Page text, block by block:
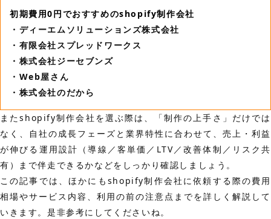
初期費用0円でおすすめのshopify制作会社
・ディーエムソリューションズ株式会社
・有限会社スプレッドワークス
・株式会社ジーセブンズ
・Web屋さん
・株式会社のだから
またshopify制作会社を選ぶ際は、「制作の上手さ」だけでは
なく、自社の成長フェーズと業界特性に合わせて、売上・利益
が伸びる運用設計（導線／客単価／LTV／改善体制／リスク共
有）まで伴走できるかなどをしっかり確認しましょう。
この記事では、ほかにもshopify制作会社に依頼する際の費用
相場やサービス内容、利用の前の注意点までを詳しく解説して
いきます。是非参考にしてくださいね。